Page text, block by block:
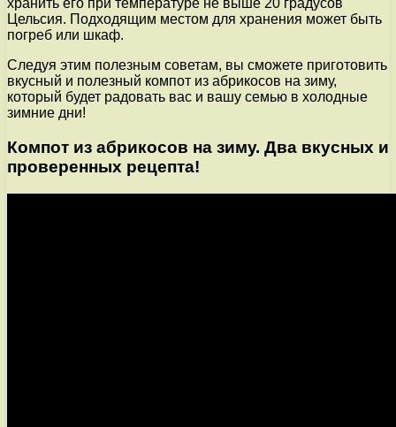
хранить его при температуре не выше 20 градусов
Цельсия. Подходящим местом для хранения может быть
погреб или шкаф.
Следуя этим полезным советам, вы сможете приготовить
вкусный и полезный компот из абрикосов на зиму,
который будет радовать вас и вашу семью в холодные
зимние дни!
Компот из абрикосов на зиму. Два вкусных и
проверенных рецепта!